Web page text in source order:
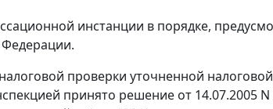
инстанции в порядке,
Федерации.
проверки уточненной
принято решение от 14.07.2005 N